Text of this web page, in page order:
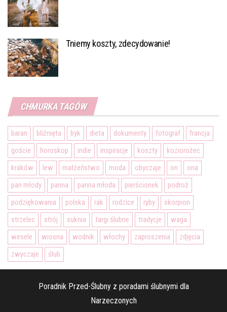
Tniemy koszty, zdecydowanie!
CHMURKA TAGÓW
baran bliźnięta byk dieta dokumenty fotograf
francja
goście
horoskop indie inspiracje koszty
koziorożec
kraków
lew małżeństwo moda obyczaje on
ona
pan młody
panna panna młoda pierścionek
podroż
podziękowania
polska rak rodzice ryby
skorpion
strzelec
strój suknia targi ślubne tradycje
waga
wesele
wiosna wodnik włochy zaproszenia
zdjęcia
zwyczaje
ślub
Poradnik Przed-Ślubny z poradami ślubnymi dla
Narzeczonych